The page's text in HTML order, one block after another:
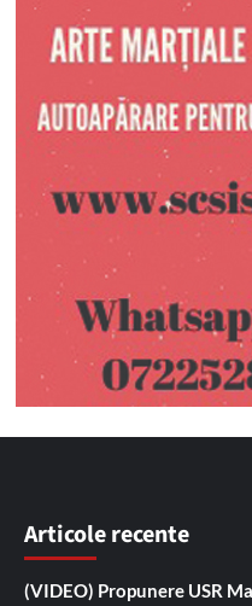
Articole recente
(VIDEO) Propunere USR